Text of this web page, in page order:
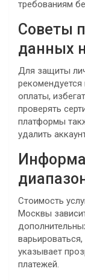
требованиям
Советы
данных
Для защиты
оплаты,
проверять
платформы
удалить
Стоимость
Москвы
указывает
платежей.